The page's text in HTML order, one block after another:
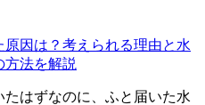
因は？考えられる理由と水
方法を解説
はずなのに、ふと届いた水